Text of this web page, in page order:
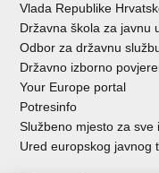
Vlada Republike
Državna škola za javnu
Odbor za državnu
Državno izborno
Your Europe portal
Potresinfo
Službeno mjesto za
Ured europskog javnog